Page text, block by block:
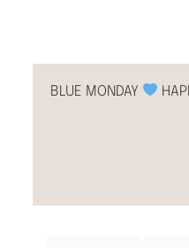
BLUE MONDAY